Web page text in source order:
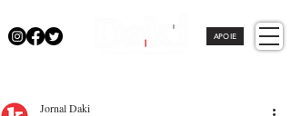
APOIE
Jornal Daki